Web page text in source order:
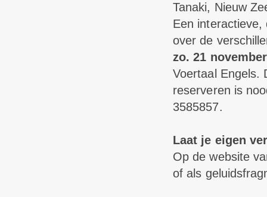
Tanaki, Nieuw
Een
over de
zo. 21
Voertaal Engels.
reserveren is
3585857.
Laat je eigen
Op de website
of als